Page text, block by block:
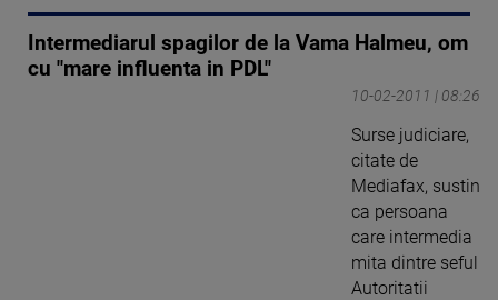
Intermediarul spagilor de la Vama Halmeu, om
cu "mare influenta in PDL"
10-02-2011 | 08:26
Surse judiciare,
citate de
Mediafax, sustin
ca persoana
care intermedia
mita dintre seful
Autoritatii